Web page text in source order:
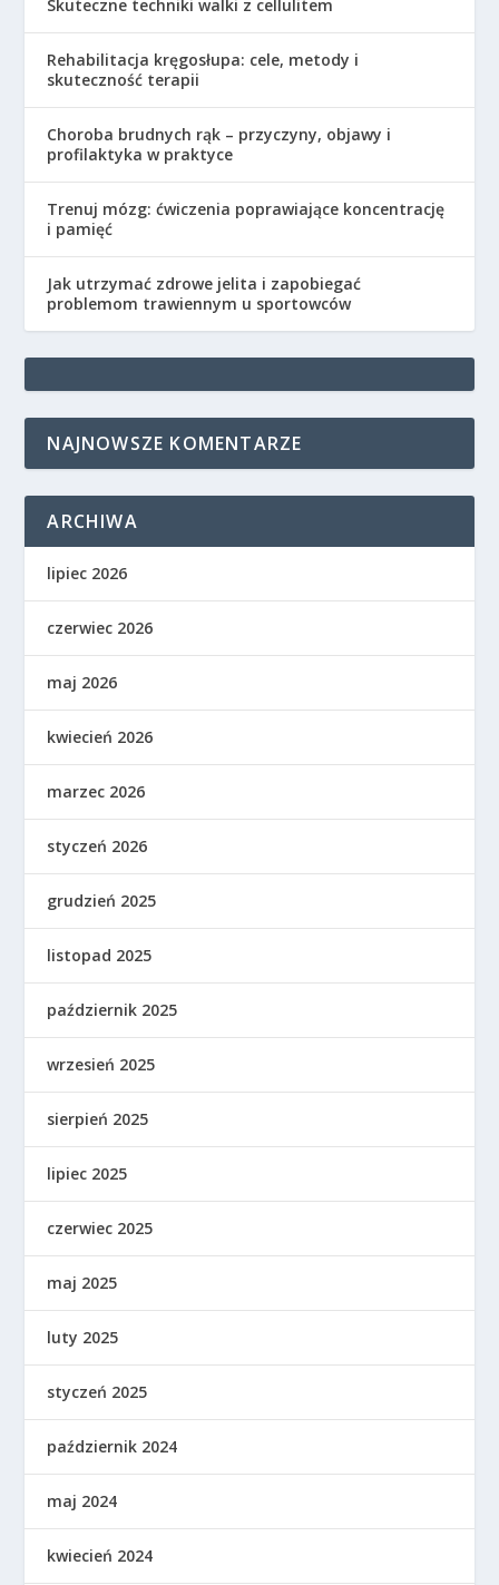
Skuteczne techniki walki z cellulitem
Rehabilitacja kręgosłupa: cele, metody i
skuteczność terapii
Choroba brudnych rąk – przyczyny, objawy i
profilaktyka w praktyce
Trenuj mózg: ćwiczenia poprawiające koncentrację
i pamięć
Jak utrzymać zdrowe jelita i zapobiegać
problemom trawiennym u sportowców
NAJNOWSZE KOMENTARZE
ARCHIWA
lipiec 2026
czerwiec 2026
maj 2026
kwiecień 2026
marzec 2026
styczeń 2026
grudzień 2025
listopad 2025
październik 2025
wrzesień 2025
sierpień 2025
lipiec 2025
czerwiec 2025
maj 2025
luty 2025
styczeń 2025
październik 2024
maj 2024
kwiecień 2024